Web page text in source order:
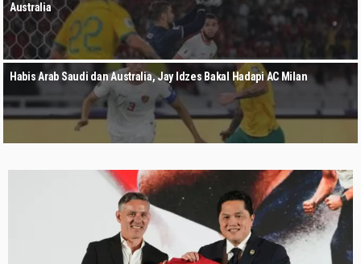
Australia
Habis Arab Saudi dan Australia, Jay Idzes Bakal Hadapi AC Milan